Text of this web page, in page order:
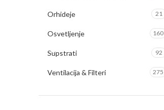
Orhideje 21
Osvetljenje 160
Supstrati 92
Ventilacija & Filteri 275